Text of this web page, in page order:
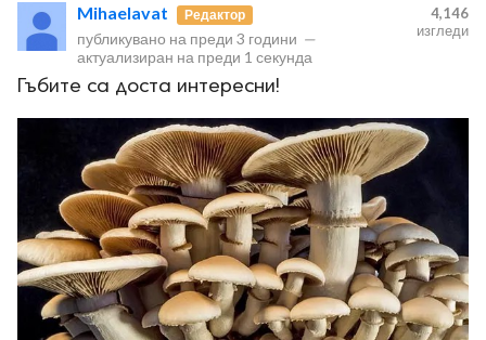
Mihaelavat Редактор
публикувано на преди 3 години —
актуализиран на преди 1 секунда
4,146
изгледи
Гъбите са доста интересни!